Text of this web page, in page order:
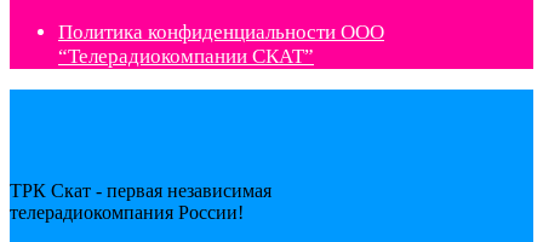
Политика конфиденциальности ООО
“Телерадиокомпании СКАТ”
ТРК Скат - первая независимая
телерадиокомпания Роcсии!